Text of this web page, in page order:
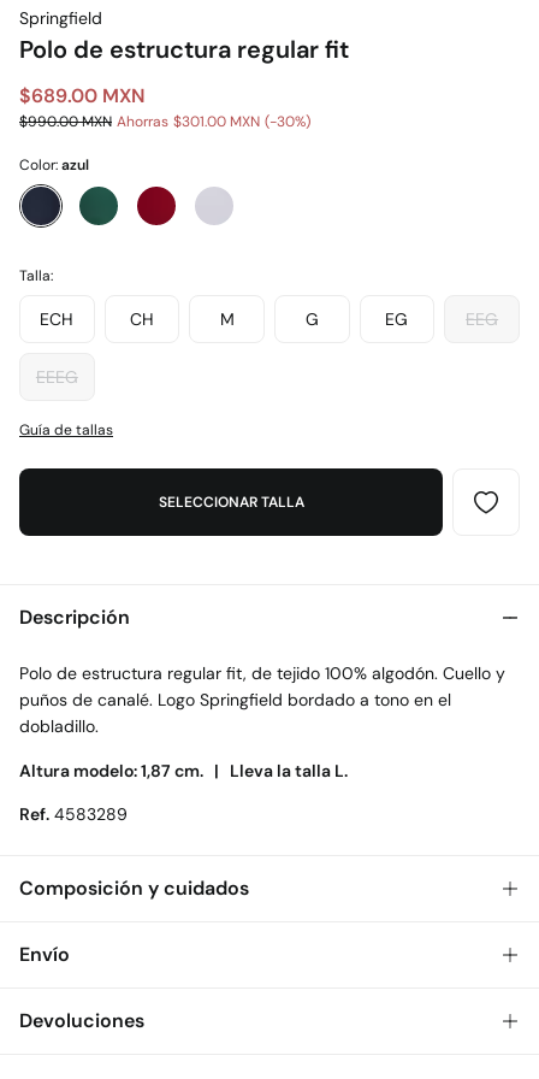
Springfield
Polo de estructura regular fit
$689.00 MXN
$990.00 MXN Ahorras $301.00 MXN 30
Color:azul
Talla:
ECH CH M G EG EEG
EEEG
Guía de tallas
SELECCIONAR TALLA
Descripción
Polo de estructura regular fit, de tejido 100% algodón. Cuello y
puños de canalé. Logo Springfield bordado a tono en el
dobladillo.
Altura modelo: 1,87 cm. | Lleva la talla L.
Ref. 4583289
Composición y cuidados
Composición
Cuidados
Envío
Envío a tienda: 2-5 días.
Devoluciones